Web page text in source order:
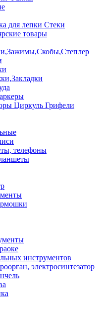
для лепки Стеки
товары
Циркуль Грифели
телефоны
инструментов
электросинтезатор